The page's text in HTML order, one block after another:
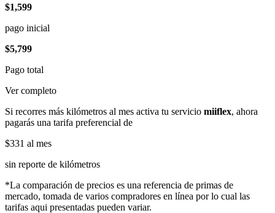
$1,599
pago inicial
$5,799
Pago total
Ver completo
Si recorres más kilómetros al mes activa tu servicio miiflex, ahora
pagarás una tarifa preferencial de
$331 al mes
sin reporte de kilómetros
*La comparación de precios es una referencia de primas de
mercado, tomada de varios compradores en línea por lo cual las
tarifas aqui presentadas pueden variar.